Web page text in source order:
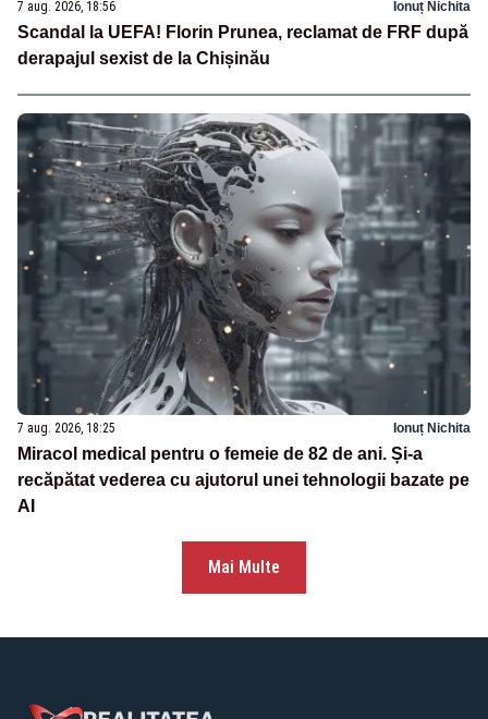
7 aug. 2026, 18:56 Ionuț Nichita
Scandal la UEFA! Florin Prunea, reclamat de FRF după
derapajul sexist de la Chișinău
7 aug. 2026, 18:25 Ionuț Nichita
Miracol medical pentru o femeie de 82 de ani. Și-a
recăpătat vederea cu ajutorul unei tehnologii bazate pe
AI
Mai Multe